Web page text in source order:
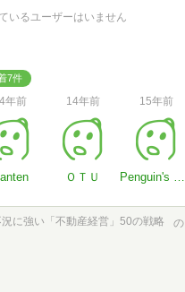
いるユーザーはいません
7件
年前 14年前
ＯＴＵ
15年前
Penguin's wife
に強い「不動産経営」50の戦略 の